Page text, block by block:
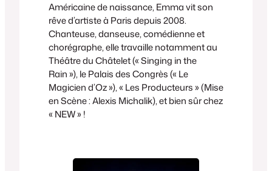
Américaine de naissance, Emma vit son
rêve d’artiste à Paris depuis 2008.
Chanteuse, danseuse, comédienne et
chorégraphe, elle travaille notamment au
Théâtre du Châtelet (« Singing in the
Rain »), le Palais des Congrès (« Le
Magicien d’Oz »), « Les Producteurs » (Mise
en Scène : Alexis Michalik), et bien sûr chez
« NEW » !